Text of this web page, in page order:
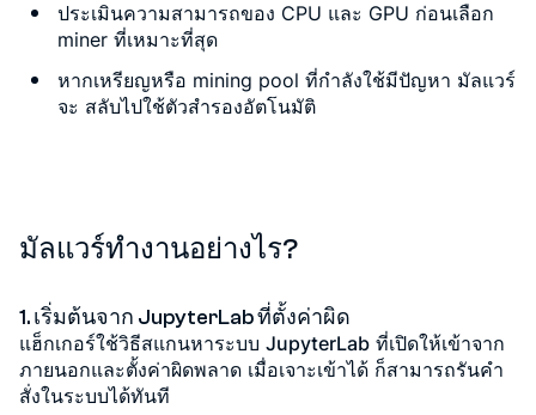
ประเมินความสามารถของ CPU และ GPU ก่อนเลือก
miner ที่เหมาะที่สุด
หากเหรียญหรือ mining pool ที่กำลังใช้มีปัญหา มัลแวร์
จะ สลับไปใช้ตัวสำรองอัตโนมัติ
มัลแวร์ทำงานอย่างไร?
1. เริ่มต้นจาก JupyterLab ที่ตั้งค่าผิด
แฮ็กเกอร์ใช้วิธีสแกนหาระบบ JupyterLab ที่เปิดให้เข้าจาก
ภายนอกและตั้งค่าผิดพลาด เมื่อเจาะเข้าได้ ก็สามารถรันคำ
สั่งในระบบได้ทันที